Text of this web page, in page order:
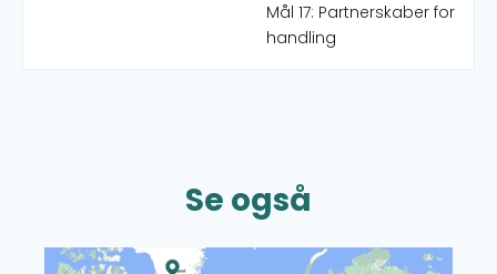
Mål 17: Partnerskaber for
handling
Se også
Læs mere om CISUs Verdenskort